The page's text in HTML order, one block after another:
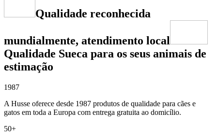
Qualidade reconhecida
mundialmente, atendimento local
Qualidade Sueca para os seus animais de
estimação
1987
A Husse oferece desde 1987 produtos de qualidade para cães e
gatos em toda a Europa com entrega gratuita ao domicílio.
50+